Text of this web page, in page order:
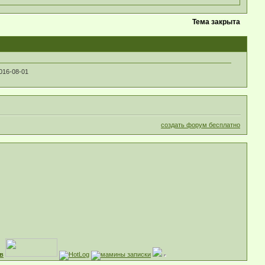
Тема закрыта
08-01
создать форум бесплатно